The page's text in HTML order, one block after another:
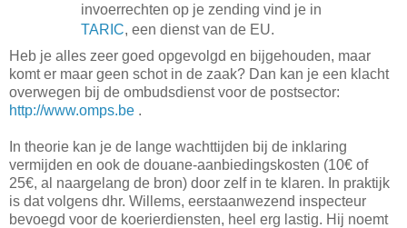
invoerrechten op je zending vind je in
TARIC, een dienst van de EU.
Heb je alles zeer goed opgevolgd en bijgehouden, maar
komt er maar geen schot in de zaak? Dan kan je een klacht
overwegen bij de ombudsdienst voor de postsector:
http://www.omps.be .
In theorie kan je de lange wachttijden bij de inklaring
vermijden en ook de douane-aanbiedingskosten (10€ of
25€, al naargelang de bron) door zelf in te klaren. In praktijk
is dat volgens dhr. Willems, eerstaanwezend inspecteur
bevoegd voor de koerierdiensten, heel erg lastig. Hij noemt